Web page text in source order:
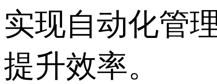
实现自动化管
提升效率。